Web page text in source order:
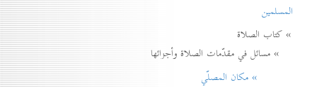
المسلمين
» كتاب الصلاة
» مسائل في مقدّمات الصلاة وأجزائها
» مكان المصلّي